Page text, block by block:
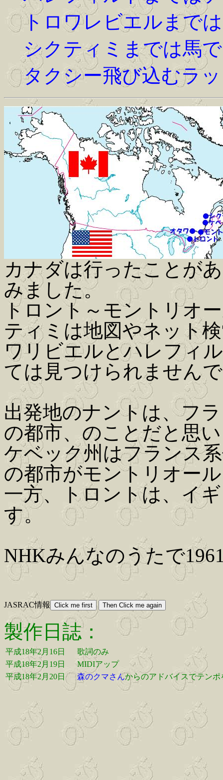
トロワレビエルまで
シクティミまでは馬で
タクシー飛び込むラッ
カナダは行ったことが
みました。
トロント～モントリオ
ティミは地図やネット
ワリビエルとハレフィ
ては見つけられません
出発地のナントは、フ
の都市、のことだと思
ケベック州はフランス
の都市がモントリオー
一方、トロントは、イ
す。
NHKみんなのうたで
JASRAC情報
製作日誌：
平成18年2月16日
歌詞のみ
平成18年2月19日
MIDIアップ
平成18年2月20日
森のクマさんからのアドバイスでテンポ